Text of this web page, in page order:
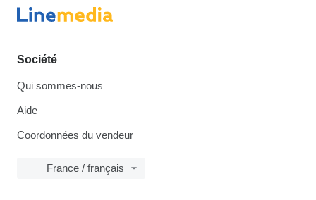
Société
Qui sommes-nous
Aide
Coordonnées du vendeur
France / français